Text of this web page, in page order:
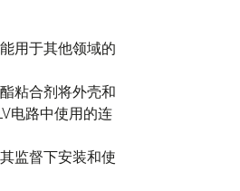
用于其他领域的
粘合剂将外壳和
电路中使用的连
监督下安装和使